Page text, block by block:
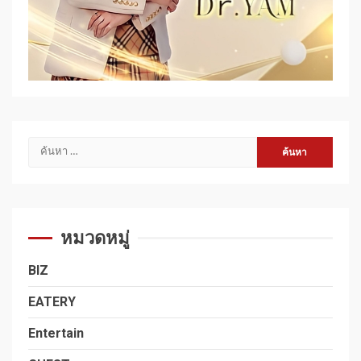
ค้นหา
หมวดหมู่
BIZ
EATERY
Entertain